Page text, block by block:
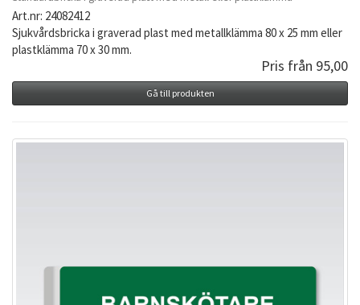
Art.nr: 24082412
Sjukvårdsbricka i graverad plast med metallklämma 80 x 25 mm eller
plastklämma 70 x 30 mm.
Pris från 95,00
Gå till produkten